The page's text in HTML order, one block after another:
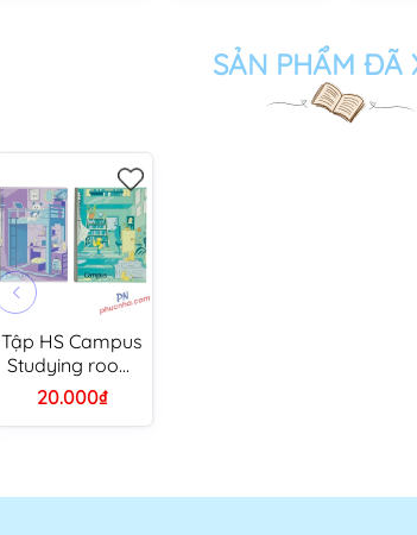
SẢN PHẨM ĐÃ
Tập HS Campus
Studying room
A5 200tr 70gsm
4 ly ngang
20.000₫